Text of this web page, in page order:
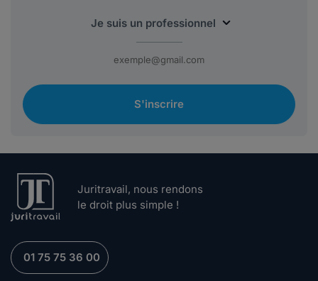
S'inscrire
Juritravail, nous rendons
le droit plus simple !
01 75 75 36 00